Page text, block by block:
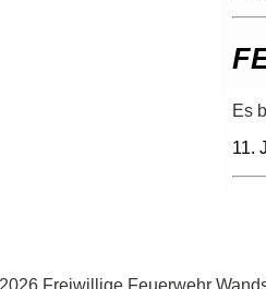
Es
11.
Freiwillige Feuerwehr